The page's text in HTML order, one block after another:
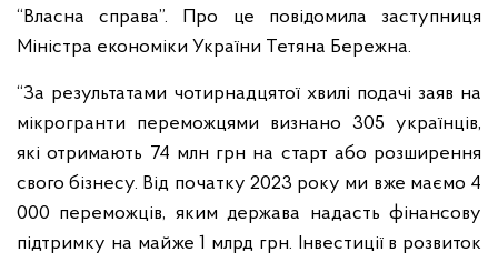
“Власна справа”. Про це повідомила заступниця
Міністра економіки України Тетяна Бережна.
“За результатами чотирнадцятої хвилі подачі заяв на
мікрогранти переможцями визнано 305 українців,
які отримають 74 млн грн на старт або розширення
свого бізнесу. Від початку 2023 року ми вже маємо 4
000 переможців, яким держава надасть фінансову
підтримку на майже 1 млрд грн. Інвестиції в розвиток